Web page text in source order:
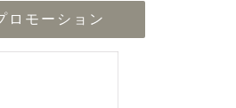
ロモーション